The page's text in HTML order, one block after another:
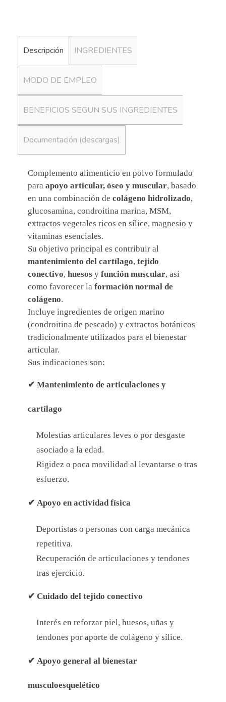
Descripción INGREDIENTES
MODO DE EMPLEO
BENEFICIOS SEGUN SUS INGREDIENTES
Documentación (descargas)
Complemento alimenticio en polvo formulado
para apoyo articular, óseo y muscular, basado
en una combinación de colágeno hidrolizado,
glucosamina, condroitina marina, MSM,
extractos vegetales ricos en sílice, magnesio y
vitaminas esenciales.
Su objetivo principal es contribuir al
mantenimiento del cartílago, tejido
conectivo, huesos y función muscular, así
como favorecer la formación normal de
colágeno.
Incluye ingredientes de origen marino
(condroitina de pescado) y extractos botánicos
tradicionalmente utilizados para el bienestar
articular.
Sus indicaciones son:
✔ Mantenimiento de articulaciones y
cartílago
Molestias articulares leves o por desgaste
asociado a la edad.
Rigidez o poca movilidad al levantarse o tras
esfuerzo.
✔ Apoyo en actividad física
Deportistas o personas con carga mecánica
repetitiva.
Recuperación de articulaciones y tendones
tras ejercicio.
✔ Cuidado del tejido conectivo
Interés en reforzar piel, huesos, uñas y
tendones por aporte de colágeno y sílice.
✔ Apoyo general al bienestar
musculoesquelético